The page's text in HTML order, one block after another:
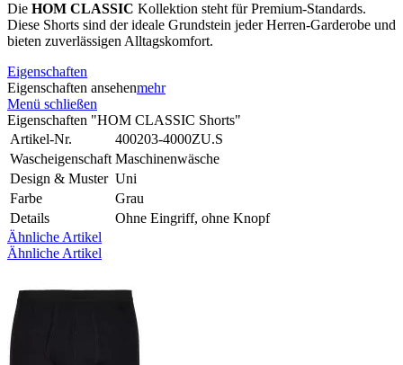
Die HOM CLASSIC Kollektion steht für Premium-Standards.
Diese Shorts sind der ideale Grundstein jeder Herren-Garderobe und
bieten zuverlässigen Alltagskomfort.
Eigenschaften
Eigenschaften ansehenmehr
Menü schließen
Eigenschaften "HOM CLASSIC Shorts"
Artikel-Nr.
400203-4000ZU.S
Wascheigenschaft Maschinenwäsche
Design & Muster Uni
Farbe
Grau
Details
Ohne Eingriff, ohne Knopf
Ähnliche Artikel
Ähnliche Artikel